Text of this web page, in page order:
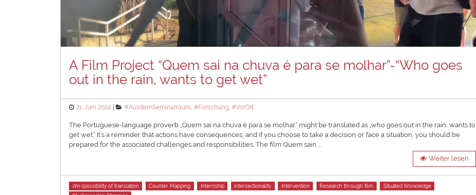
A Film Project “Quem sai na chuva é para se molhar”-“Who goes
out in the rain, wants to get wet”
Posted
21. Juni 2024 Categories
#AusdemSeminarraum,#Forschung,#VorOrt
The Portuguese-language proverb „Quem sai na chuva é para se molhar“ might be translated as „who goes out in the rain, wants to
get wet.” It’s a reminder that actions have consequences, and if you choose to take a decision or face a situation, you should be
prepared for the associated challenges and responsibilities. The film Quem sain …
Weiter lesen
Tags
(Im-)possibility of translation Counter Mapping Internship intersectionality Intervention Research through film
Situated Knowledge